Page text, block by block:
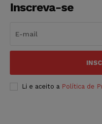
Inscreva-se
Li e aceito a Política de